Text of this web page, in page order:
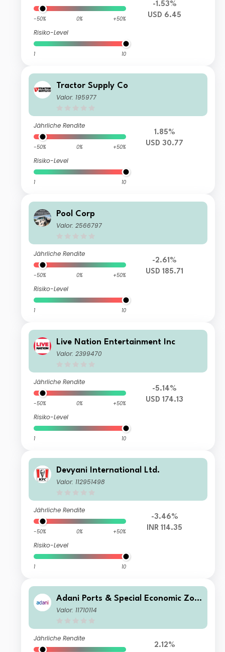
-50% 0% +50%
Risiko-Level
1 10
-1.53%
USD 6.45
Tractor Supply Co
Valor: 195977
Jährliche Rendite
-50% 0% +50%
Risiko-Level
1 10
1.85%
USD 30.77
Pool Corp
Valor: 2566797
Jährliche Rendite
-50% 0% +50%
Risiko-Level
1 10
-2.61%
USD 185.71
Live Nation Entertainment Inc
Valor: 2399470
Jährliche Rendite
-50% 0% +50%
Risiko-Level
1 10
-5.14%
USD 174.13
Devyani International Ltd.
Valor: 112951498
Jährliche Rendite
-50% 0% +50%
Risiko-Level
1 10
-3.46%
INR 114.35
Adani Ports & Special Economic Zon
e Ltd
Valor: 11710114
Jährliche Rendite
2.12%